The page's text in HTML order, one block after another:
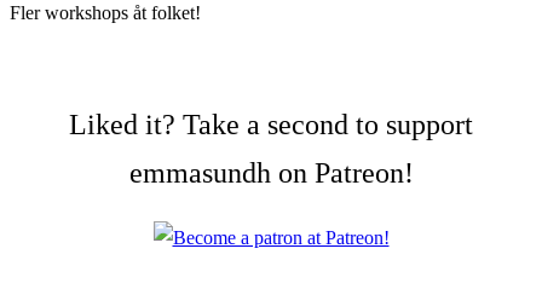
Fler workshops åt folket!
Liked it? Take a second to support
emmasundh on Patreon!